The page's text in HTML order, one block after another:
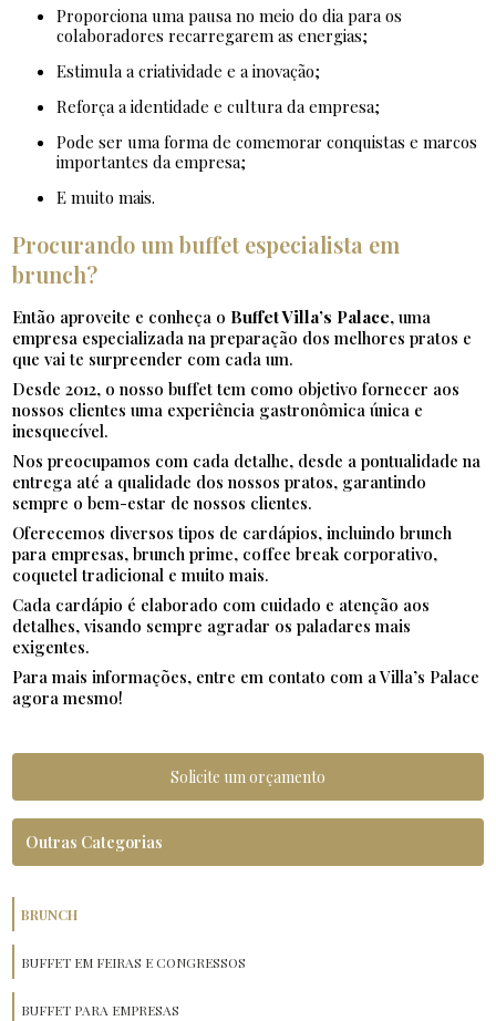
Proporciona uma pausa no meio do dia para os
colaboradores recarregarem as energias;
Estimula a criatividade e a inovação;
Reforça a identidade e cultura da empresa;
Pode ser uma forma de comemorar conquistas e marcos
importantes da empresa;
e muito mais.
Procurando um buffet especialista em
brunch?
Então aproveite e conheça o Buffet Villa’s Palace, uma
empresa especializada na preparação dos melhores pratos e
que vai te surpreender com cada um.
Desde 2012, o nosso buffet tem como objetivo fornecer aos
nossos clientes uma experiência gastronômica única e
inesquecível.
Nos preocupamos com cada detalhe, desde a pontualidade na
entrega até a qualidade dos nossos pratos, garantindo
sempre o bem-estar de nossos clientes.
Oferecemos diversos tipos de cardápios, incluindo brunch
para empresas, brunch prime, coffee break corporativo,
coquetel tradicional e muito mais.
Cada cardápio é elaborado com cuidado e atenção aos
detalhes, visando sempre agradar os paladares mais
exigentes.
Para mais informações, entre em contato com a Villa’s Palace
agora mesmo!
Solicite um orçamento
Outras Categorias
BRUNCH
BUFFET EM FEIRAS E CONGRESSOS
BUFFET PARA EMPRESAS